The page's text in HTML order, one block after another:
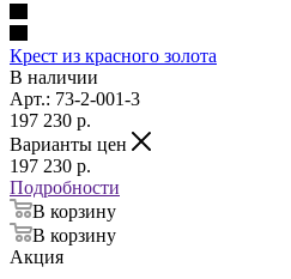
Крест из красного золота
В наличии
Арт.: 73-2-001-3
197 230 p.
Варианты цен
197 230 p.
Подробности
В корзину
В корзину
Акция